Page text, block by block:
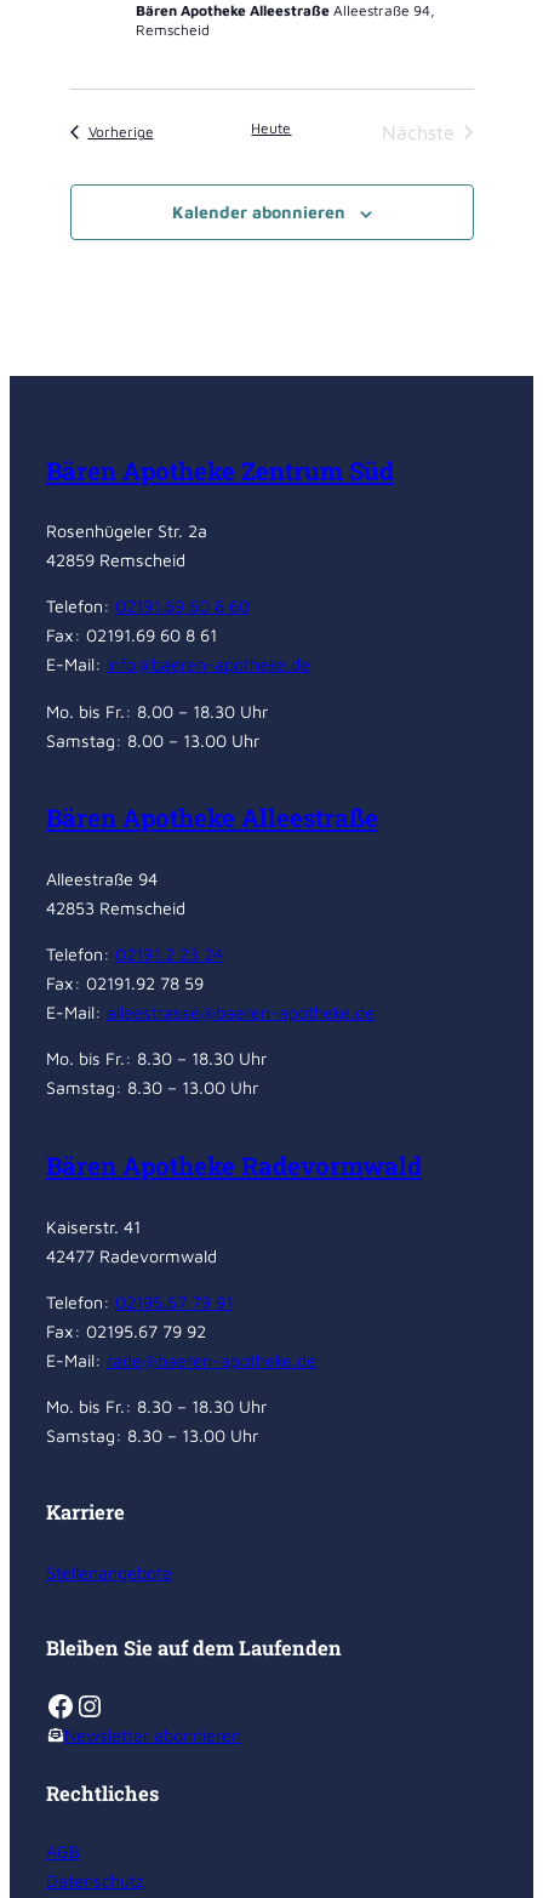
Bären Apotheke Alleestraße Alleestraße 94,
Remscheid
VorherigeVeranstaltungenHeute
Nächste
Kalender abonnieren
Bären Apotheke Zentrum Süd
Rosenhügeler Str. 2a
42859 Remscheid
Telefon: 02191.69 60 8 60
Fax: 02191.69 60 8 61
E-Mail: info@baeren-apotheke.de
Mo. bis Fr.: 8.00 – 18.30 Uhr
Samstag: 8.00 – 13.00 Uhr
Bären Apotheke Alleestraße
Alleestraße 94
42853 Remscheid
Telefon: 02191.2 23 24
Fax: 02191.92 78 59
E-Mail: alleestrasse@baeren-apotheke.de
Mo. bis Fr.: 8.30 – 18.30 Uhr
Samstag: 8.30 – 13.00 Uhr
Bären Apotheke Radevormwald
Kaiserstr. 41
42477 Radevormwald
Telefon: 02195.67 79 91
Fax: 02195.67 79 92
E-Mail: rade@baeren-apotheke.de
Mo. bis Fr.: 8.30 – 18.30 Uhr
Samstag: 8.30 – 13.00 Uhr
Karriere
Stellenangebote
Bleiben Sie auf dem Laufenden
Facebook
Instagram
Newsletter abonnieren
Rechtliches
AGB
Datenschutz